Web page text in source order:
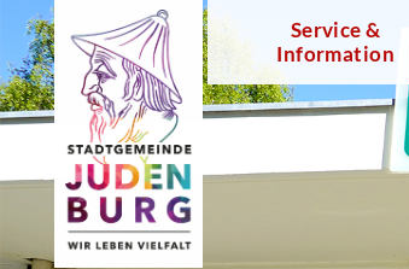
Service &
Information